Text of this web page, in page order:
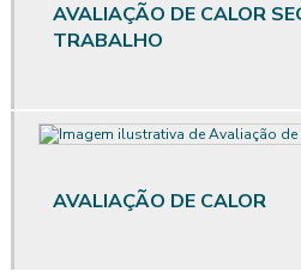
Avaliação qualitativa de ruído
Avaliação quantitativa agentes
Avaliação quantitativa de calor
AVALIAÇÃO DE CALOR
TRABALHO
AVALIAÇÃO DE CALOR